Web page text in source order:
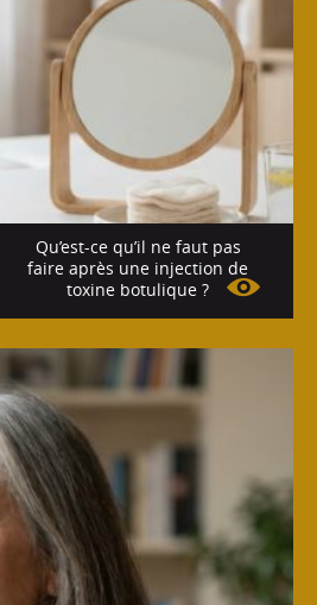
Qu’est-ce qu’il ne faut pas
faire après une injection de
toxine botulique ?
Voir l'article